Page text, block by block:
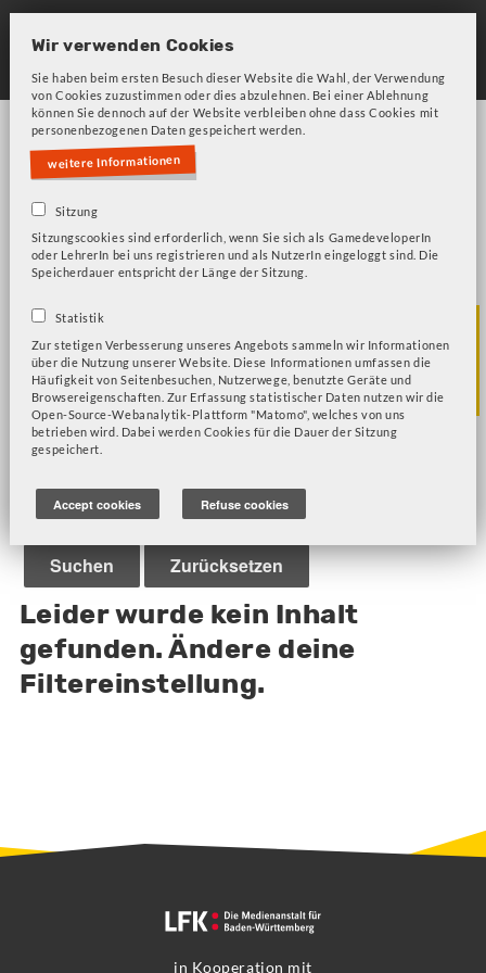
Skip
main
navigation
Error
message
Bitte beachten Sie unsere Frage zu Cookies!
Games und
Konzepte
Wir verwenden Cookies
Sie haben beim ersten Besuch dieser Website die Wahl, der Verwendung
von Cookies zuzustimmen oder dies abzulehnen. Bei einer Ablehnung
können Sie dennoch auf der Website verbleiben ohne dass Cookies mit
personenbezogenen Daten gespeichert werden.
weitere Informationen
Sitzung
Sitzungscookies sind erforderlich, wenn Sie sich als GamedeveloperIn
oder LehrerIn bei uns registrieren und als NutzerIn eingeloggt sind. Die
Speicherdauer entspricht der Länge der Sitzung.
Statistik
Zur stetigen Verbesserung unseres Angebots sammeln wir Informationen
über die Nutzung unserer Website. Diese Informationen umfassen die
Häufigkeit von Seitenbesuchen, Nutzerwege, benutzte Geräte und
Browsereigenschaften. Zur Erfassung statistischer Daten nutzen wir die
Open-Source-Webanalytik-Plattform "Matomo", welches von uns
betrieben wird. Dabei werden Cookies für die Dauer der Sitzung
gespeichert.
Accept cookies Refuse cookies
Leider wurde kein Inhalt
gefunden. Ändere deine
Filtereinstellung.
in Kooperation mit